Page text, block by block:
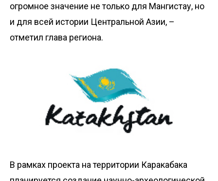
огромное значение не только для Мангистау, но
и для всей истории Центральной Азии, –
отметил глава региона.
В рамках проекта на территории Каракабака